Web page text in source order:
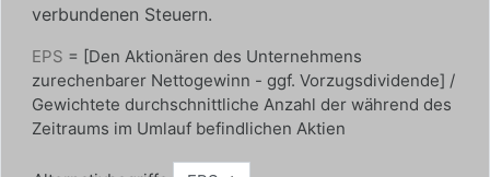
verbundenen Steuern.
EPS = [Den Aktionären des Unternehmens
zurechenbarer Nettogewinn - ggf. Vorzugsdividende] /
Gewichtete durchschnittliche Anzahl der während des
Zeitraums im Umlauf befindlichen Aktien